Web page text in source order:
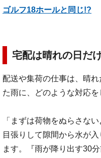
ゴルフ18ホールと同じ!?
宅配は晴れの日だ
配送や集荷の仕事は、晴
た雨に、どのような対応を
「まずは荷物をぬらさな
目張りして隙間から水が
ます。『雨が降り出す30